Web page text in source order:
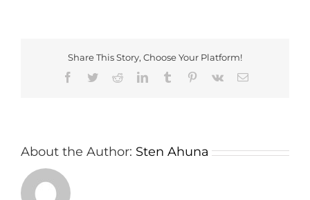
Share This Story, Choose Your Platform!
Facebook
TwitterRedditLinkedInTumblr Pinterest
Vk Email
About the Author: Sten Ahuna